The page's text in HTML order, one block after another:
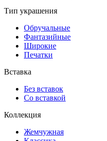
Тип украшения
Обручальные
Фантазийные
Широкие
Печатки
Вставка
Без вставок
Со вставкой
Коллекция
Жемчужная